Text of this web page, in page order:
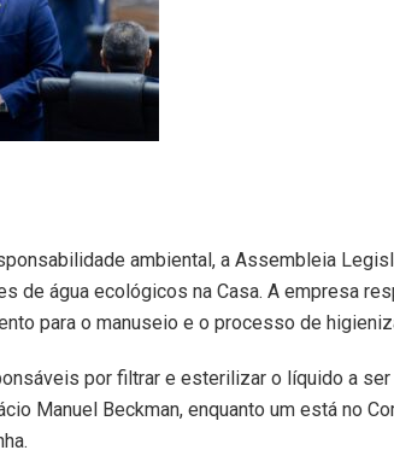
ambiental, a Assembleia
de água ecológicos na Casa. A empresa
para o manuseio e o processo de
por filtrar e esterilizar o líquido a
Manuel Beckman, enquanto um está no